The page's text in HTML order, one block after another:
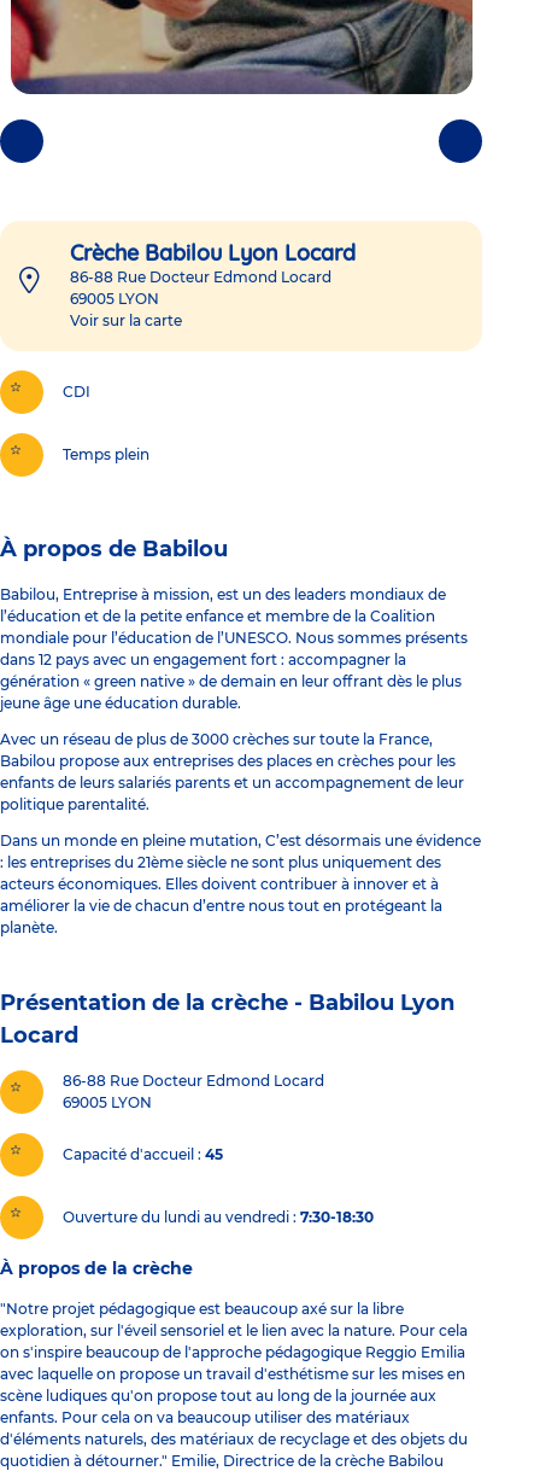
Photos
précédentes
Photos
suivantes
Crèche Babilou Lyon Locard
86-88 Rue Docteur Edmond Locard
69005 LYON
Voir sur la carte
CDI
Temps plein
À propos de Babilou
Babilou, Entreprise à mission, est un des leaders mondiaux de
l’éducation et de la petite enfance et membre de la Coalition
mondiale pour l’éducation de l’UNESCO. Nous sommes présents
dans 12 pays avec un engagement fort : accompagner la
génération « green native » de demain en leur offrant dès le plus
jeune âge une éducation durable.
Avec un réseau de plus de 3000 crèches sur toute la France,
Babilou propose aux entreprises des places en crèches pour les
enfants de leurs salariés parents et un accompagnement de leur
politique parentalité.
Dans un monde en pleine mutation, C’est désormais une évidence
: les entreprises du 21ème siècle ne sont plus uniquement des
acteurs économiques. Elles doivent contribuer à innover et à
améliorer la vie de chacun d’entre nous tout en protégeant la
planète.
Présentation de la crèche - Babilou Lyon
Locard
86-88 Rue Docteur Edmond Locard
69005 LYON
Capacité d'accueil 45
Ouverture du lundi au vendredi : 7:30-18:30
À propos de la crèche
"Notre projet pédagogique est beaucoup axé sur la libre
exploration, sur l'éveil sensoriel et le lien avec la nature. Pour cela
on s'inspire beaucoup de l'approche pédagogique Reggio Emilia
avec laquelle on propose un travail d'esthétisme sur les mises en
scène ludiques qu'on propose tout au long de la journée aux
enfants. Pour cela on va beaucoup utiliser des matériaux
d'éléments naturels, des matériaux de recyclage et des objets du
quotidien à détourner." Emilie, Directrice de la crèche Babilou